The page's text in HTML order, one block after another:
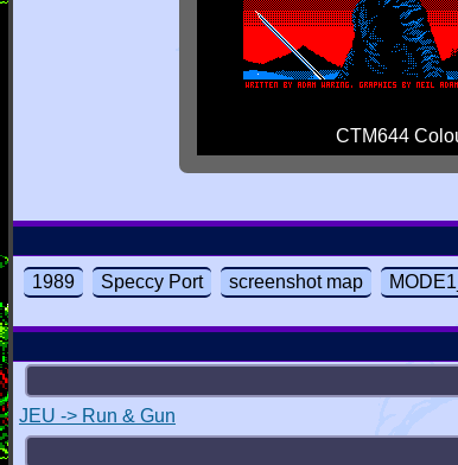
CTM644
1989 Speccy Port screenshot map
JEU -> Run & Gun